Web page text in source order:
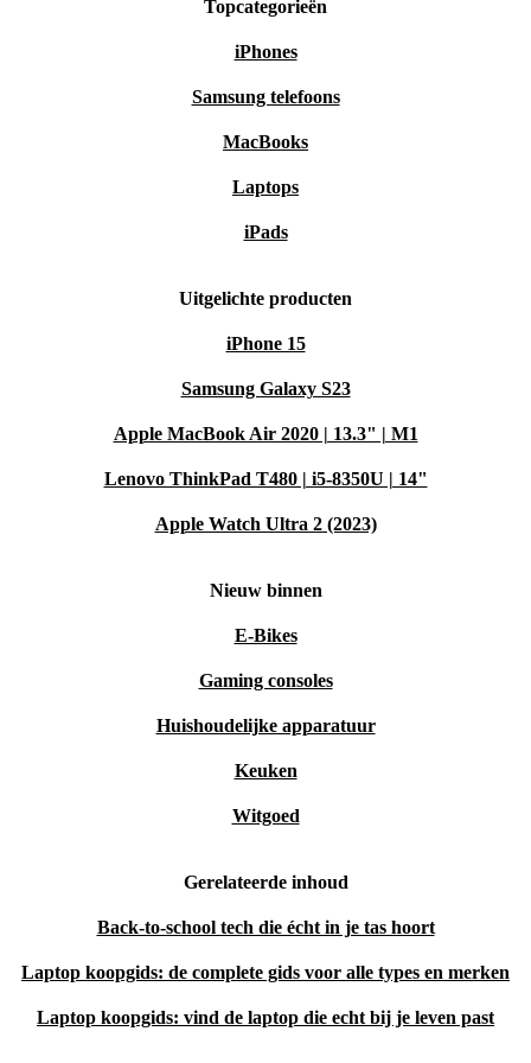
Topcategorieën
iPhones
Samsung telefoons
MacBooks
Laptops
iPads
Uitgelichte producten
iPhone 15
Samsung Galaxy S23
Apple MacBook Air 2020 | 13.3" | M1
Lenovo ThinkPad T480 | i5-8350U | 14"
Apple Watch Ultra 2 (2023)
Nieuw binnen
E-Bikes
Gaming consoles
Huishoudelijke apparatuur
Keuken
Witgoed
Gerelateerde inhoud
Back-to-school tech die écht in je tas hoort
Laptop koopgids: de complete gids voor alle types en merken
Laptop koopgids: vind de laptop die echt bij je leven past